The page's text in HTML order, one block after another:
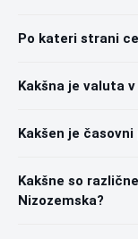
Po kateri strani
Kakšna je valuta
Kakšen je
Kakšne so
Nizozemska?